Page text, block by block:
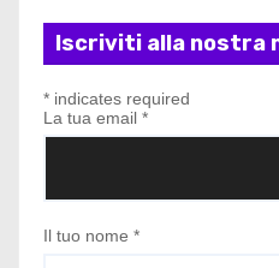
Iscriviti alla nostra
* indicates required
La tua email *
Il tuo nome *